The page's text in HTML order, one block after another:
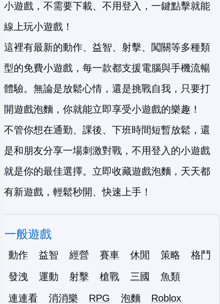
小遊戲，不需要下載、不用登入，一鍵點擊就能
線上玩小遊戲！
這裡有最新的動作、益智、射擊、闖關等多種類
型的免費小遊戲，每一款都支援電腦與手機流暢
體驗。無論是放鬆心情，還是挑戰自我，只要打
開遊戲泡麵，你就能立即享受小遊戲的樂趣！
不管你想在通勤、課後、下班時間短暫放鬆，還
是和朋友分享一場刺激對戰，不用登入的小遊戲
就是你的最佳選擇。立即收藏遊戲泡麵，天天都
有新遊戲，輕鬆秒開、快速上手！
一般遊戲
動作 益智 經營 賽車 休閒 策略
格鬥
發洩
運動 射擊 槍戰 三國
魚類
連連看
消消樂 RPG 泡麵
Roblox